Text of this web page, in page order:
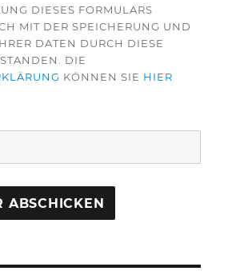
DIESES FORMULARS
MIT DER SPEICHERUNG UND
DATEN DURCH DIESE
DIE
KÖNNEN SIE HIER